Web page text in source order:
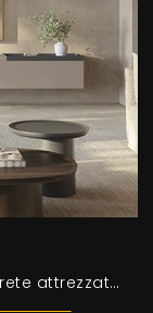
Clicca e ottieni informazioni sulla parete attrezzata Night & Day L115 della firma Colombini Casa: è la soluzione dalle linee moderne perfetta per te.